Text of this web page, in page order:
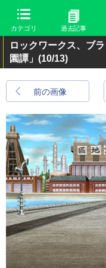
カテゴリ 過去記事
ロックワークス、ブ
園譚」 (10/13)
前の画像